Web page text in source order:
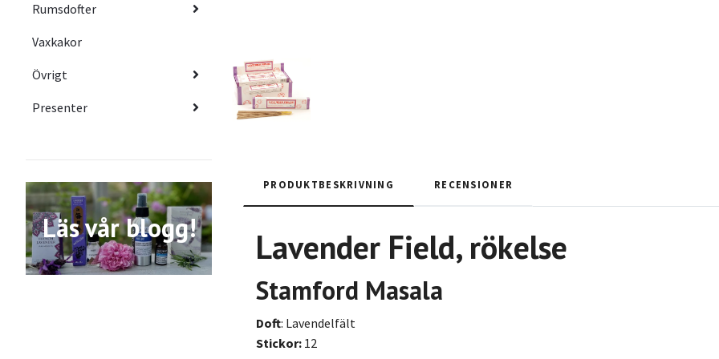
Rumsdofter
Vaxkakor
Övrigt
Presenter
Läs vår blogg!
PRODUKTBESKRIVNING RECENSIONER
Lavender Field, rökelse
Stamford Masala
Doft: Lavendelfält
Stickor: 12